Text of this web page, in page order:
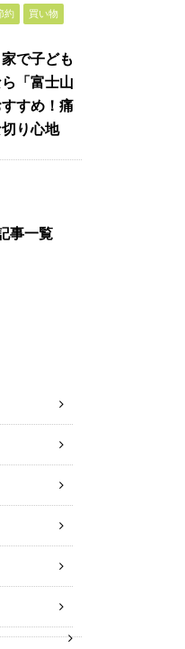
約 買い物
家で子ども
「富士山
すめ！痛
り心地
事一覧